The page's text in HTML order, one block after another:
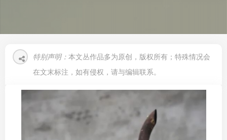
特别声明： 本文丛作品多为原创，版权所有；特殊情况会
在文末标注，如有侵权，请与编辑联系。